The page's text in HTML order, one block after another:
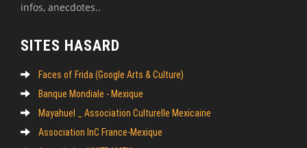
infos, anecdotes..
SITES HASARD
Faces of Frida (Google Arts & Culture)
Banque Mondiale - Mexique
Mayahuel _ Association Culturelle Mexicaine
Association InC France-Mexique